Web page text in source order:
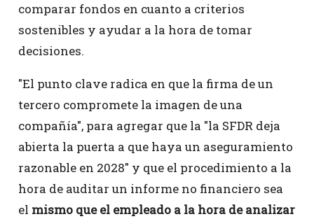
comparar fondos en cuanto a criterios
sostenibles y ayudar a la hora de tomar
decisiones.
"El punto clave radica en que la firma de un
tercero compromete la imagen de una
compañía", para agregar que la "la SFDR deja
abierta la puerta a que haya un aseguramiento
razonable en 2028" y que el procedimiento a la
hora de auditar un informe no financiero sea
el mismo que el empleado a la hora de analizar